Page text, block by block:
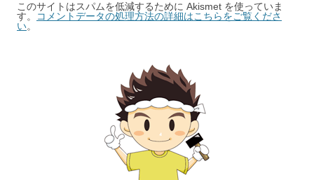
このサイトはスパムを低減するために Akismet を使っていま
す。
コメントデータの処理方法の詳細はこちらをご覧くださ
い。